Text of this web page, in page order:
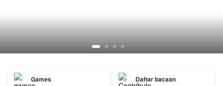
Games Daftar bacaan